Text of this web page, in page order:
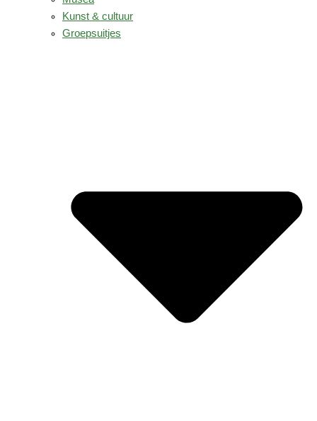
Kunst & cultuur
Groepsuitjes